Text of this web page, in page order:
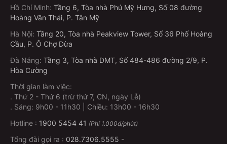
Hồ Chí Minh: Tầng 6, Tòa nhà Phú Mỹ Hưng, Số 08 đường
Hoàng Văn Thái, P. Tân Mỹ
Hà Nội: Tầng 20, Tòa nhà Peakview Tower, Số 36 Phố Hoàng
Cầu, P. Ô Chợ Dừa
Đà Nẵng: Tầng 3, Tòa nhà DMT, Số 484-486 đường 2/9, P.
Hòa Cường
Thời gian làm việc:
. Thứ 2 - Thứ 6 (trừ thứ 7, CN, ngày Lễ)
. Sáng: 9h00 - 11h30 | Chiều: 13h00 - 16h30
Hotline : 1900 5454 41 (Phí 1.000đ/phút)
Tổng đài gọi ra : 028.7306.5555 -